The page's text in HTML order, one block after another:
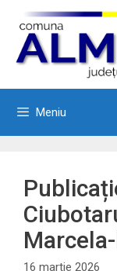
conținut
Meniu
16 martie 2026